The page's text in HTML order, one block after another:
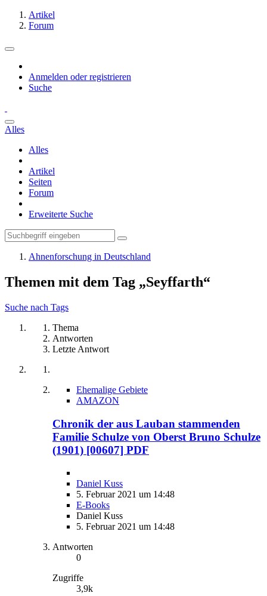
Artikel
Forum
Anmelden oder registrieren
Suche
Alles
Alles
Artikel
Seiten
Forum
Erweiterte Suche
Ahnenforschung in Deutschland
Themen mit dem Tag „Seyffarth“
Suche nach Tags
Thema
Antworten
Letzte Antwort
Ehemalige Gebiete
AMAZON
Chronik der aus Lauban stammenden
Familie Schulze von Oberst Bruno Schulze
(1901) [00607] PDF
Daniel Kuss
5. Februar 2021 um 14:48
E-Books
Daniel Kuss
5. Februar 2021 um 14:48
Antworten
0
Zugriffe
3,9k